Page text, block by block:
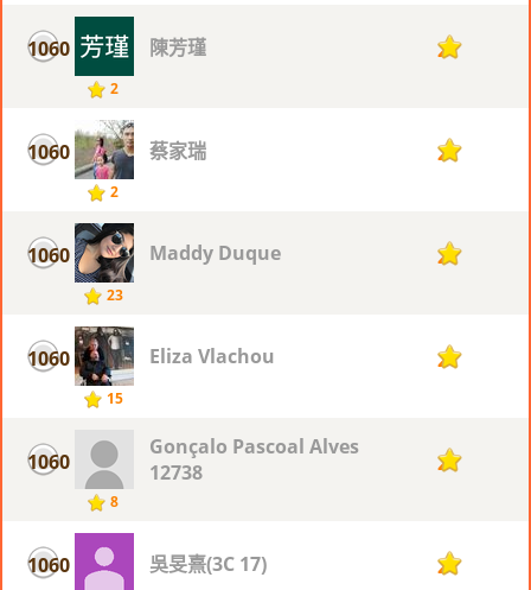
1060
2
陳芳瑾 2
1060
2
蔡家瑞 2
1060
23
Maddy Duque 2
1060
15
Eliza Vlachou 2
1060
8
Gonçalo Pascoal Alves
12738
2
1060 吳旻熹(3C 17) 2